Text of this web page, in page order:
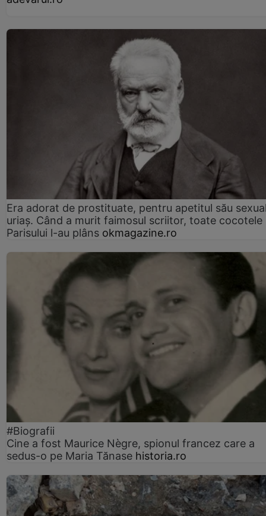
Era adorat de prostituate, pentru apetitul său
uriaș. Când a murit faimosul scriitor, toate cocotele
Parisului l-au plâns okmagazine.ro
#Biografii
Cine a fost Maurice Nègre, spionul francez care a
sedus-o pe Maria Tănase historia.ro